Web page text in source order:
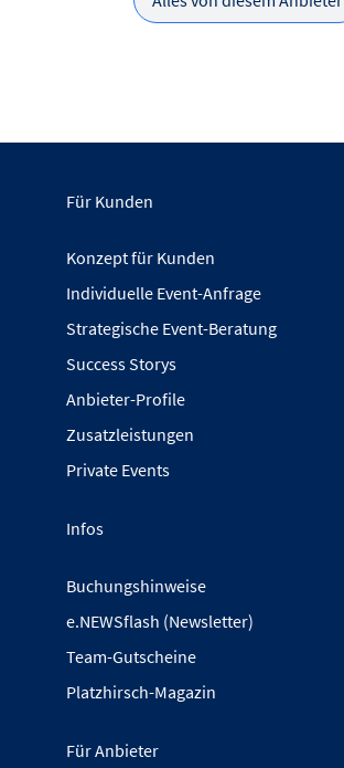
Für Kunden
Konzept für Kunden
Individuelle Event-Anfrage
Strategische Event-Beratung
Success Storys
Anbieter-Profile
Zusatzleistungen
Private Events
Infos
Buchungshinweise
e.NEWSflash (Newsletter)
Team-Gutscheine
Platzhirsch-Magazin
Für Anbieter